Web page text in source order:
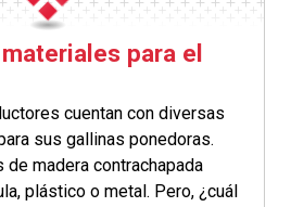
para el
cuentan con diversas
sus gallinas ponedoras.
madera contrachapada
plástico o metal. Pero, ¿cuál